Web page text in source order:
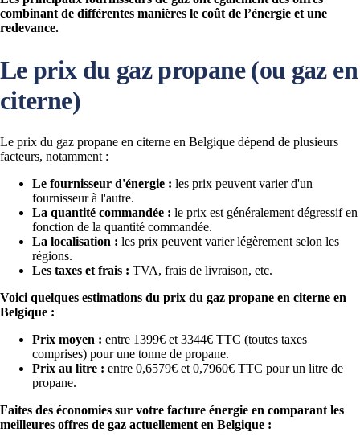
combinant de différentes manières le coût de l’énergie et une
redevance.
Le prix du gaz propane (ou gaz en
citerne)
Le prix du gaz propane en citerne en Belgique dépend de plusieurs
facteurs, notamment :
Le fournisseur d'énergie : les prix peuvent varier d'un
fournisseur à l'autre.
La quantité commandée : le prix est généralement dégressif en
fonction de la quantité commandée.
La localisation : les prix peuvent varier légèrement selon les
régions.
Les taxes et frais : TVA, frais de livraison, etc.
Voici quelques estimations du prix du gaz propane en citerne en
Belgique :
Prix moyen : entre 1399€ et 3344€ TTC (toutes taxes
comprises) pour une tonne de propane.
Prix au litre : entre 0,6579€ et 0,7960€ TTC pour un litre de
propane.
Faites des économies sur votre facture énergie en comparant les
meilleures offres de gaz actuellement en Belgique :